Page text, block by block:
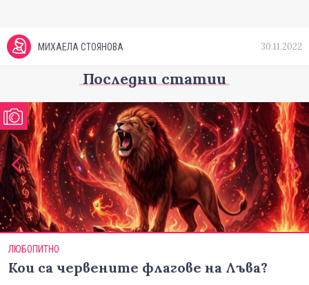
МИХАЕЛА СТОЯНОВА 30.11.2022
Последни статии
ЛЮБОПИТНО
Кои са червените флагове на Лъва?